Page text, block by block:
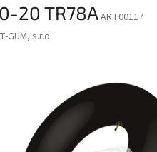
20 TR78AART00117
T-GUM, s.r.o.